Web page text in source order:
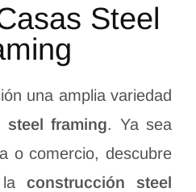
Steel
una amplia variedad
steel framing. Ya sea
o comercio, descubre
la construcción steel